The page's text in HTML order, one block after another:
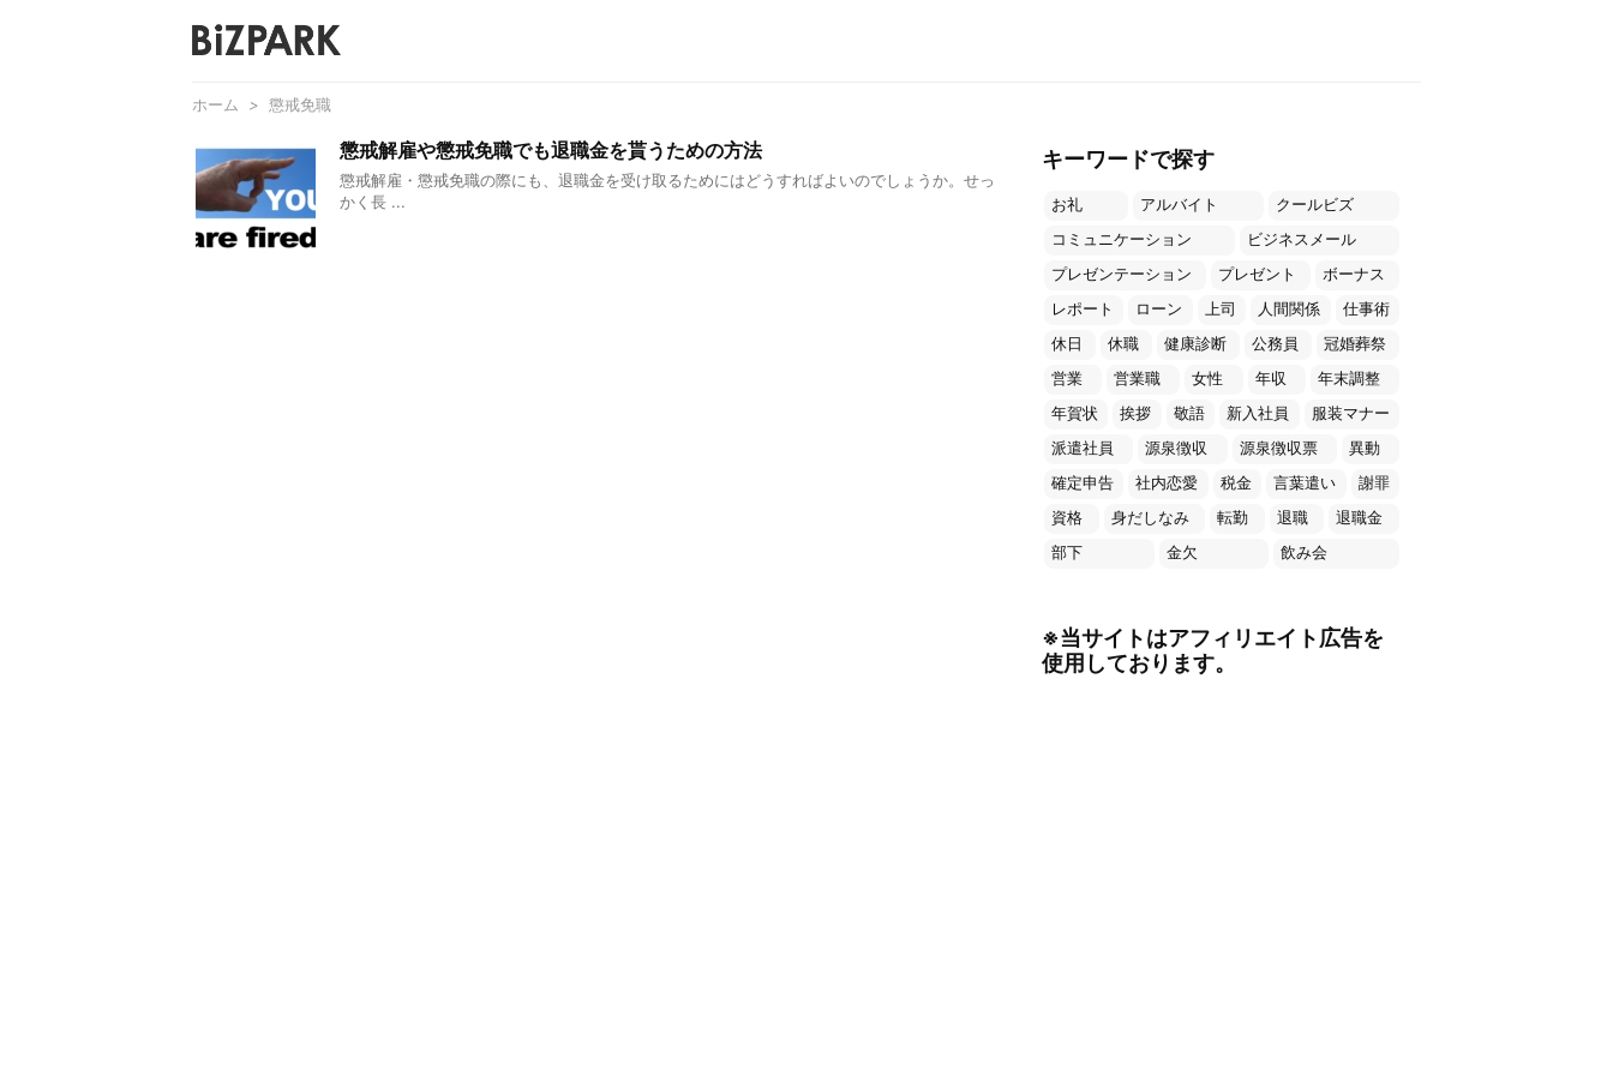
ホーム > 懲戒免職
懲戒解雇や懲戒免職でも退職金を貰うための方法
懲戒解雇・懲戒免職の際にも、退職金を受け取るためにはどうすればよいのでしょうか。せっ
かく長 ...
キーワードで探す
お礼 アルバイト
クールビズ
コミュニケーション
ビジネスメール
プレゼンテーション
プレゼント
ボーナス
レポート
ローン 上司 人間関係
仕事術
休日
休職 健康診断 公務員
冠婚葬祭
営業
営業職 女性 年収
年末調整
年賀状
挨拶 敬語 新入社員
服装マナー
派遣社員
源泉徴収 源泉徴収票
異動
確定申告
社内恋愛 税金 言葉遣い
謝罪
資格
身だしなみ 転勤 退職
退職金
部下
金欠 飲み会
※当サイトはアフィリエイト広告を
使用しております。